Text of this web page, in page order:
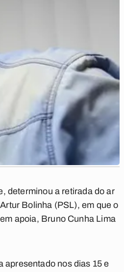
determinou a retirada do ar
Bolinha (PSL), em que o
apoia, Bruno Cunha Lima
apresentado nos dias 15 e